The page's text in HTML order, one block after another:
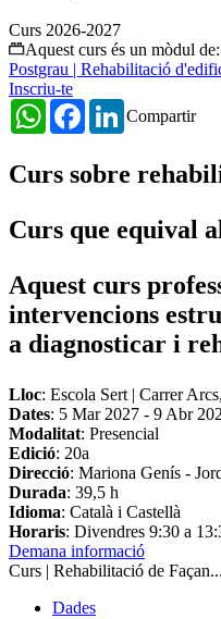
Curs 2026-2027
Aquest curs és un mòdul de:
Postgrau | Rehabilitació
Inscriu-te
Compartir
WhatsAppFacebookLinkedIn
Curs sobre
Curs que equival
Aquest curs
intervencions
a diagnosticar i
Lloc: Escola Sert | Carrer
Dates: 5 Mar 2027 - 9 Abr
Modalitat: Presencial
Edició: 20a
Direcció: Mariona Genís -
Durada: 39,5 h
Idioma: Català i Castellà
Horaris: Divendres 9:30 a
Demana informació
Curs | Rehabilitació de Façan...
Dades